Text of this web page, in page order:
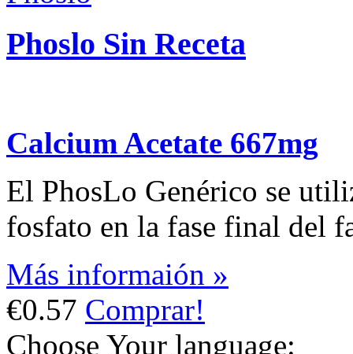
Phoslo Sin Receta
Calcium Acetate 667mg
El PhosLo Genérico se
fosfato en la fase final del
Más informaión »
€0.57 Comprar!
Choose Your language: